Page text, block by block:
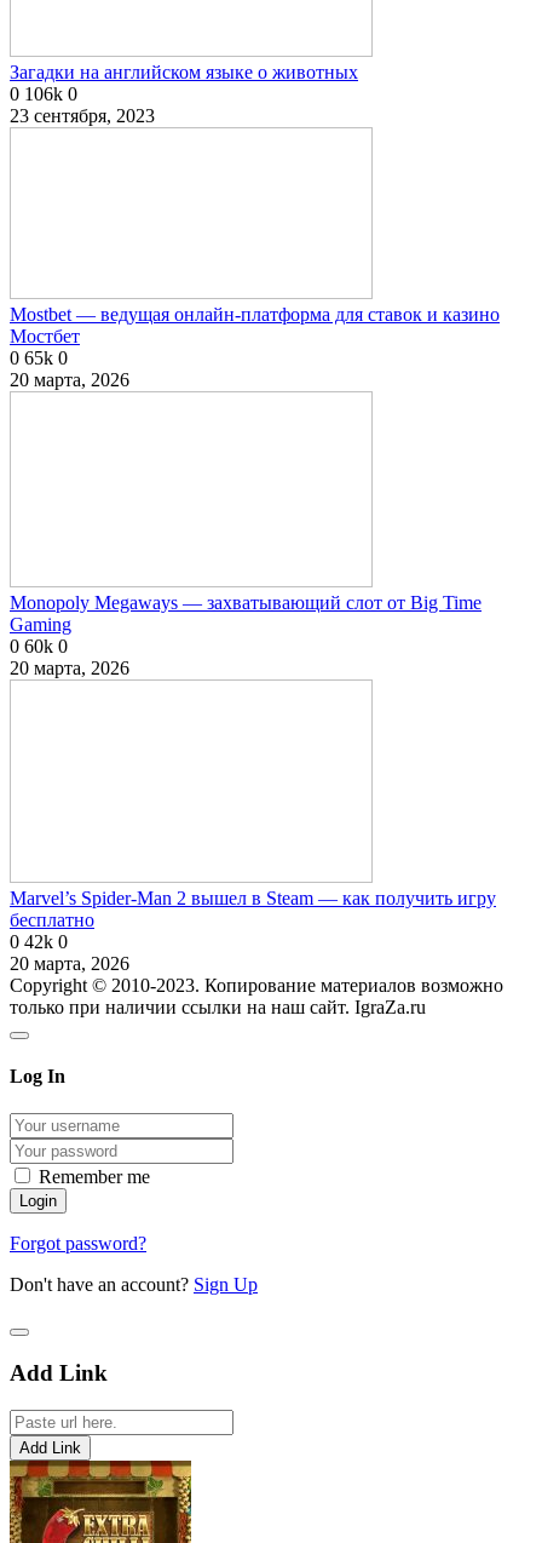
Загадки на английском языке о животных
0 106k 0
23 сентября, 2023
Mostbet — ведущая онлайн-платформа для ставок и казино
Мостбет
0 65k 0
20 марта, 2026
Monopoly Megaways — захватывающий слот от Big Time
Gaming
0 60k 0
20 марта, 2026
Marvel’s Spider-Man 2 вышел в Steam — как получить игру
бесплатно
0 42k 0
20 марта, 2026
Copyright © 2010-2023. Копирование материалов возможно
только при наличии ссылки на наш сайт. IgraZa.ru
Log In
Remember me
Forgot password?
Don't have an account? Sign Up
Add Link
Add Link